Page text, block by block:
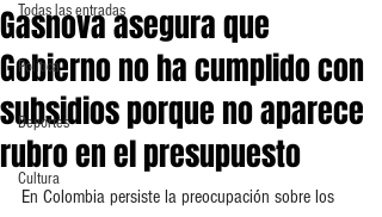
Todas las entradas
Política
Deportes
Cultura
Gasnova asegura que
Gobierno no ha cumplido con
subsidios porque no aparece
rubro en el presupuesto
En Colombia persiste la preocupación sobre los